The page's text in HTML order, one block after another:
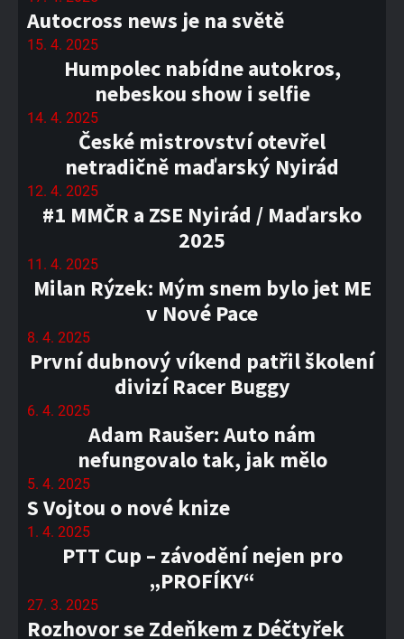
Autocross news je na světě
15. 4. 2025
Humpolec nabídne autokros,
nebeskou show i selfie
14. 4. 2025
České mistrovství otevřel
netradičně maďarský Nyirád
12. 4. 2025
#1 MMČR a ZSE Nyirád / Maďarsko
2025
11. 4. 2025
Milan Rýzek: Mým snem bylo jet ME
v Nové Pace
8. 4. 2025
První dubnový víkend patřil školení
divizí Racer Buggy
6. 4. 2025
Adam Raušer: Auto nám
nefungovalo tak, jak mělo
5. 4. 2025
S Vojtou o nové knize
1. 4. 2025
PTT Cup – závodění nejen pro
„PROFÍKY“
27. 3. 2025
Rozhovor se Zdeňkem z Déčtyřek